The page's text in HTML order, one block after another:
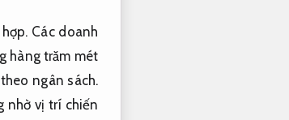
Các doanh
hàng trăm mét
ngân sách.
nhờ vị trí chiến